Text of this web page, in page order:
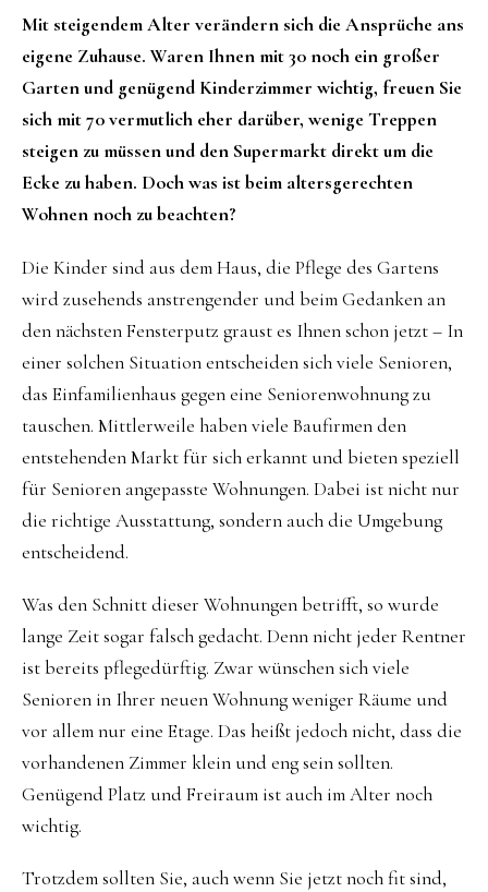
Mit steigendem Alter verändern sich die Ansprüche ans
eigene Zuhause. Waren Ihnen mit 30 noch ein großer
Garten und genügend Kinderzimmer wichtig, freuen Sie
sich mit 70 vermutlich eher darüber, wenige Treppen
steigen zu müssen und den Supermarkt direkt um die
Ecke zu haben. Doch was ist beim altersgerechten
Wohnen noch zu beachten?
Die Kinder sind aus dem Haus, die Pflege des Gartens
wird zusehends anstrengender und beim Gedanken an
den nächsten Fensterputz graust es Ihnen schon jetzt – In
einer solchen Situation entscheiden sich viele Senioren,
das Einfamilienhaus gegen eine Seniorenwohnung zu
tauschen. Mittlerweile haben viele Baufirmen den
entstehenden Markt für sich erkannt und bieten speziell
für Senioren angepasste Wohnungen. Dabei ist nicht nur
die richtige Ausstattung, sondern auch die Umgebung
entscheidend.
Was den Schnitt dieser Wohnungen betrifft, so wurde
lange Zeit sogar falsch gedacht. Denn nicht jeder Rentner
ist bereits pflegedürftig. Zwar wünschen sich viele
Senioren in Ihrer neuen Wohnung weniger Räume und
vor allem nur eine Etage. Das heißt jedoch nicht, dass die
vorhandenen Zimmer klein und eng sein sollten.
Genügend Platz und Freiraum ist auch im Alter noch
wichtig.
Trotzdem sollten Sie, auch wenn Sie jetzt noch fit sind,